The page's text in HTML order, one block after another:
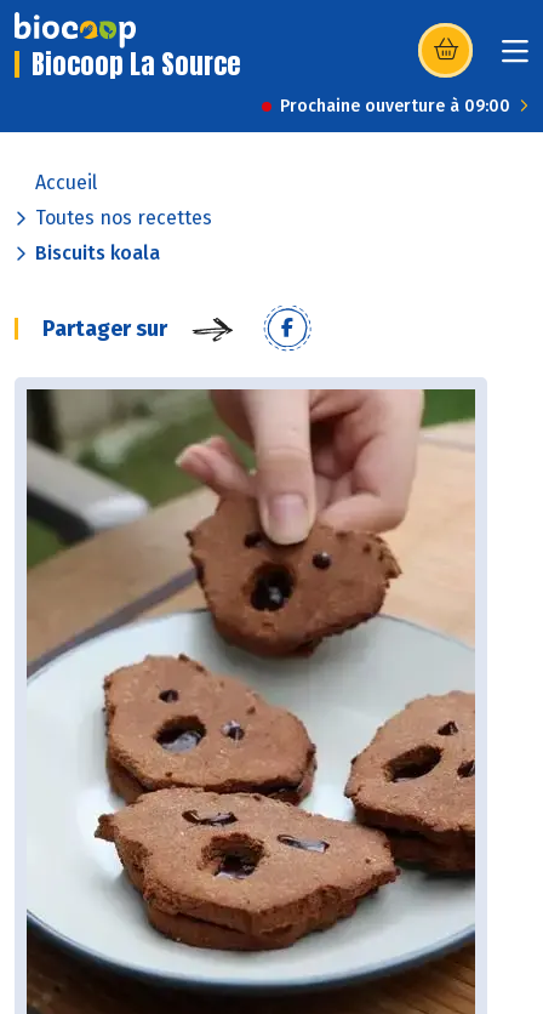
Biocoop La Source (s’ouvre dans
Prochaine ouverture à 09:00
Accueil
Toutes nos recettes
Biscuits koala
Partager sur